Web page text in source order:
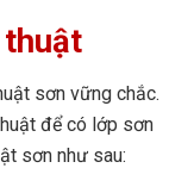
sơn vững chắc.
để có lớp sơn
sơn như sau: